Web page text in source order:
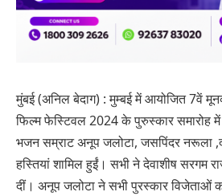
मुंबई (अनिल बेदाग) : मुम्बई में आयोजित 7वें
फिल्म फेस्टिवल 2024 के पुरुस्कार समारोह
भजन सम्राट अनूप जलोटा, जसपिंदर नरूला
हस्तियां शामिल हुईं। सभी ने देवाशीष सरगम
दीं। अनूप जलोटा ने सभी पुरस्कार विजेताओं